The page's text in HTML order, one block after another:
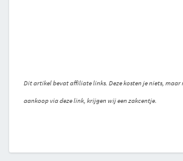
Dit artikel bevat affiliate links. Deze kosten je niets,
aankoop via deze link, krijgen wij een zakcentje.